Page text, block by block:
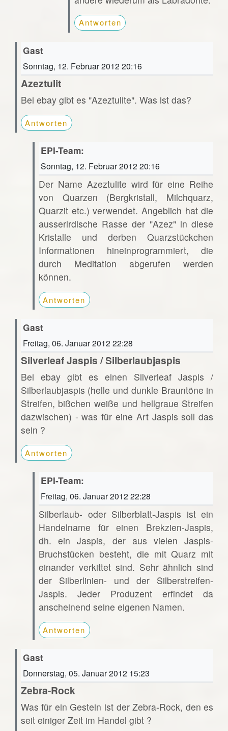
Antworten
Gast
Sonntag, 12. Februar 2012 20:16
Azeztulit
Bei ebay gibt es "Azeztulite". Was ist das?
Antworten
EPI-Team:
Sonntag, 12. Februar 2012 20:16
Der Name Azeztulite wird für eine Reihe
von Quarzen (Bergkristall, Milchquarz,
Quarzit etc.) verwendet. Angeblich hat die
ausserirdische Rasse der "Azez" in diese
Kristalle und derben Quarzstückchen
Informationen hineinprogrammiert, die
durch Meditation abgerufen werden
können.
Antworten
Gast
Freitag, 06. Januar 2012 22:28
Silverleaf Jaspis / Silberlaubjaspis
Bei ebay gibt es einen Silverleaf Jaspis /
Silberlaubjaspis (helle und dunkle Brauntöne in
Streifen, bißchen weiße und hellgraue Streifen
dazwischen) - was für eine Art Jaspis soll das
sein ?
Antworten
EPI-Team:
Freitag, 06. Januar 2012 22:28
Silberlaub- oder Silberblatt-Jaspis ist ein
Handelname für einen Brekzien-Jaspis,
dh. ein Jaspis, der aus vielen Jaspis-
Bruchstücken besteht, die mit Quarz mit
einander verkittet sind. Sehr ähnlich sind
der Silberlinien- und der Silberstreifen-
Jaspis. Jeder Produzent erfindet da
anscheinend seine eigenen Namen.
Antworten
Gast
Donnerstag, 05. Januar 2012 15:23
Zebra-Rock
Was für ein Gestein ist der Zebra-Rock, den es
seit einiger Zeit im Handel gibt ?